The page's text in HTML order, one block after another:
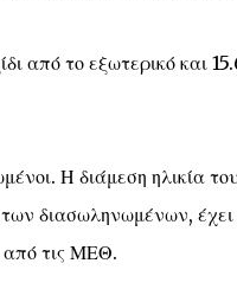
από το εξωτερικό και
Η διάμεση ηλικία
διασωληνωμένων, έχει
από τις ΜΕΘ.